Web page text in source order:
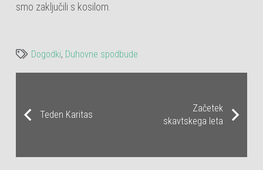
smo zaključili s kosilom.
Dogodki, Duhovne spodbude
Teden Karitas
Začetek
skavtskega leta